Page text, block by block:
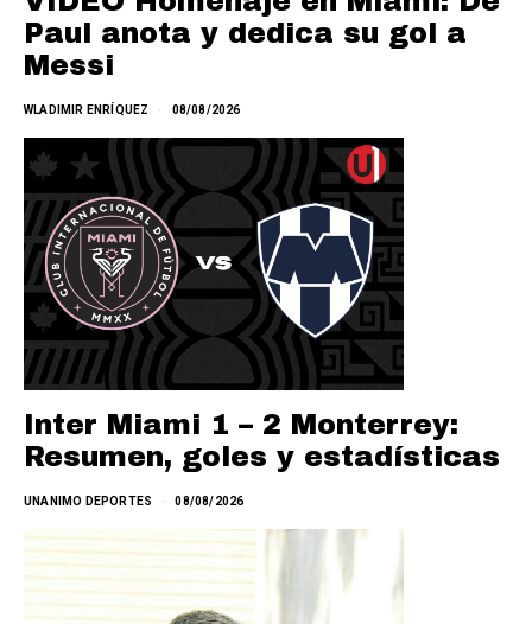
Paul anota y dedica su gol a
Messi
WLADIMIR ENRÍQUEZ 08/08/2026
Inter Miami 1 – 2 Monterrey:
Resumen, goles y estadísticas
UNANIMO DEPORTES 08/08/2026